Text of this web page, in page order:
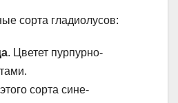
сорта гладиолусов:
. Цветет пурпурно-
сорта сине-